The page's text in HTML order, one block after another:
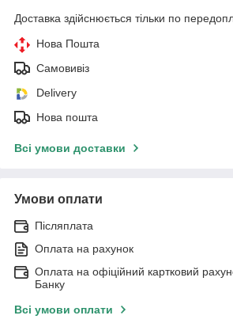
Доставка здійснюється тільки по
Нова Пошта
Самовивіз
Delivery
Нова пошта
Всі умови доставки
Умови оплати
Післяплата
Оплата на рахунок
Оплата на офіційний картковий
Банку
Всі умови оплати